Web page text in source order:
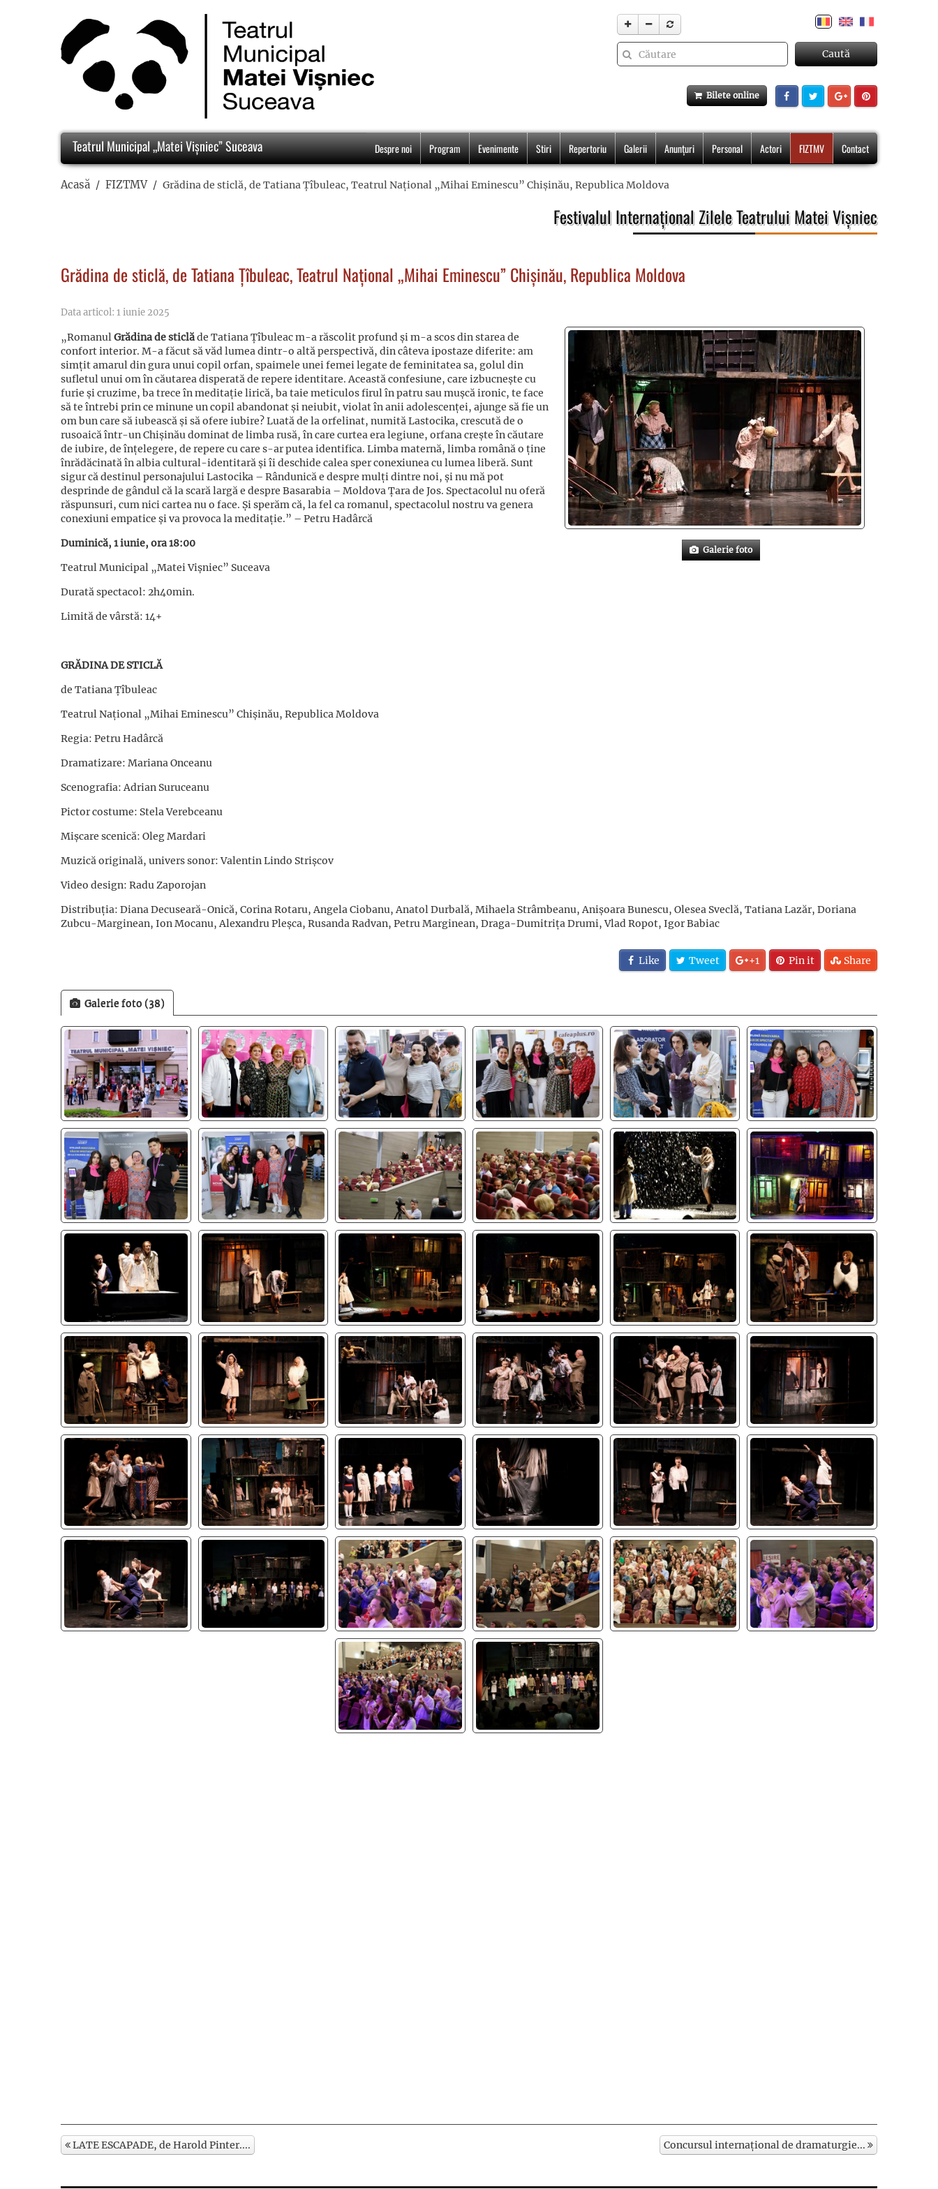
Caută
Bilete online
Teatrul Municipal „Matei Vișniec” Suceava Despre noi Program Evenimente Stiri Repertoriu Galerii Anunțuri Personal Actori FIZTMV Contact
Acasă FIZTMV Grădina de sticlă, de Tatiana Țîbuleac, Teatrul Național „Mihai Eminescu” Chișinău, Republica Moldova
Festivalul Internațional Zilele Teatrului Matei Vișniec
Grădina de sticlă, de Tatiana Țîbuleac, Teatrul Național „Mihai Eminescu” Chișinău, Republica Moldova
Data articol: 1 iunie 2025
Galerie foto
„RomanulGrădina de sticlăde Tatiana Țîbuleac m-a răscolit profund și m-a scos din starea de
confort interior. M-a făcut să văd lumea dintr-o altă perspectivă, din câteva ipostaze diferite: am
simțit amarul din gura unui copil orfan, spaimele unei femei legate de feminitatea sa, golul din
sufletul unui om în căutarea disperată de repere identitare. Această confesiune, care izbucnește cu
furie și cruzime, ba trece în meditație lirică, ba taie meticulos firul în patru sau mușcă ironic, te face
să te întrebi prin ce minune un copil abandonat și neiubit, violat în anii adolescenței, ajunge să fie un
om bun care să iubească și să ofere iubire? Luată de la orfelinat, numită Lastocika, crescută de o
rusoaică într-un Chișinău dominat de limba rusă, în care curtea era legiune, orfana crește în căutare
de iubire, de înțelegere, de repere cu care s-ar putea identifica. Limba maternă, limba română o ține
înrădăcinată în albia cultural-identitară și îi deschide calea sper conexiunea cu lumea liberă. Sunt
sigur că destinul personajului Lastocika – Rândunică e despre mulți dintre noi, și nu mă pot
desprinde de gândul că la scară largă e despre Basarabia – Moldova Țara de Jos. Spectacolul nu oferă
răspunsuri, cum nici cartea nu o face. Și sperăm că, la fel ca romanul, spectacolul nostru va genera
conexiuni empatice și va provoca la meditație.” – Petru Hadârcă
Duminică, 1 iunie, ora 18:00
Teatrul Municipal „Matei Vișniec” Suceava
Durată spectacol: 2h40min.
Limită de vârstă: 14+
GRĂDINA DE STICLĂ
de Tatiana Țîbuleac
Teatrul Național „Mihai Eminescu” Chișinău, Republica Moldova
Regia: Petru Hadârcă
Dramatizare: Mariana Onceanu
Scenografia: Adrian Suruceanu
Pictor costume: Stela Verebceanu
Mișcare scenică: Oleg Mardari
Muzică originală, univers sonor: Valentin Lindo Strișcov
Video design: Radu Zaporojan
Distribuția: Diana Decuseară-Onică, Corina Rotaru, Angela Ciobanu, Anatol Durbală, Mihaela Strâmbeanu, Anișoara Bunescu, Olesea Sveclă, Tatiana Lazăr, Doriana
Zubcu-Marginean, Ion Mocanu, Alexandru Pleșca, Rusanda Radvan, Petru Marginean, Draga-Dumitrița Drumi, Vlad Ropot, Igor Babiac
Like Tweet +1 Pin it Share
Galerie foto (38)
LATE ESCAPADE, de Harold Pinter.... Concursul internaţional de dramaturgie...